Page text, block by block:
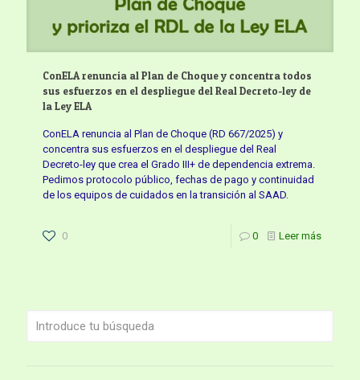
ConELA renuncia al Plan de Choque y concentra todos
sus esfuerzos en el despliegue del Real Decreto-ley de
la Ley ELA
ConELA renuncia al Plan de Choque (RD 667/2025) y
concentra sus esfuerzos en el despliegue del Real
Decreto-ley que crea el Grado III+ de dependencia extrema.
Pedimos protocolo público, fechas de pago y continuidad
de los equipos de cuidados en la transición al SAAD.
0 0 Leer más